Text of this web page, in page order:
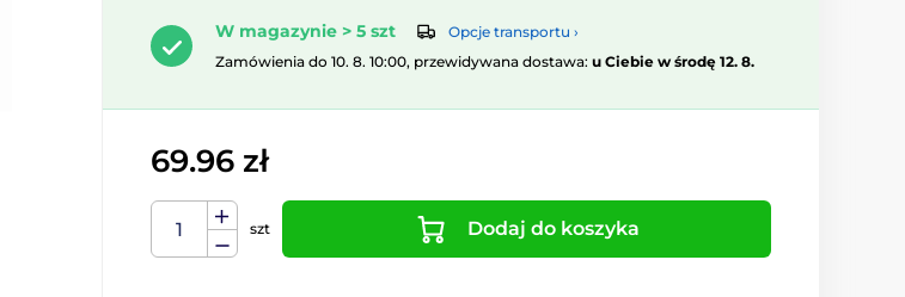
W magazynie > 5 szt
Opcje transportu ›
Zamówienia do 10. 8. 10:00, przewidywana dostawa: u Ciebie w środę 12. 8.
69.96 zł
szt Dodaj do koszyka